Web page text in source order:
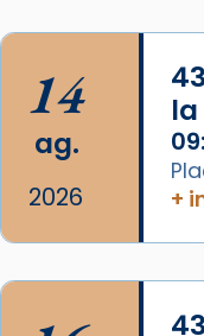
1
Aquest
tingut
a
14
ag.
2026
+